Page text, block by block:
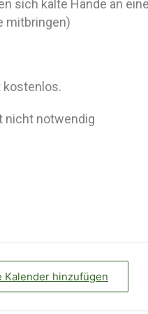
sich kalte Hände an
mitbringen)
kostenlos.
nicht notwendig
Kalender hinzufügen